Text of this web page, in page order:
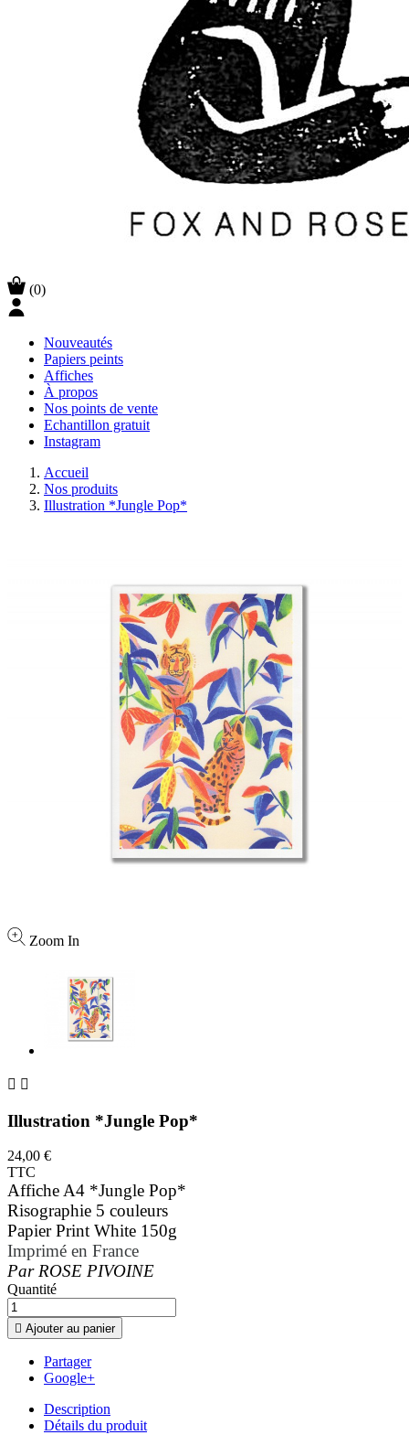
(0)
Nouveautés
Papiers peints
Affiches
À propos
Nos points de vente
Echantillon gratuit
Instagram
Accueil
Nos produits
Illustration *Jungle Pop*
Zoom In
 
Illustration *Jungle Pop*
24,00 €
TTC
Affiche A4 *Jungle Pop*
Risographie 5 couleurs
Papier Print White 150g
Imprimé en France
Par ROSE PIVOINE
Quantité
 Ajouter au panier
Partager
Google+
Description
Détails du produit